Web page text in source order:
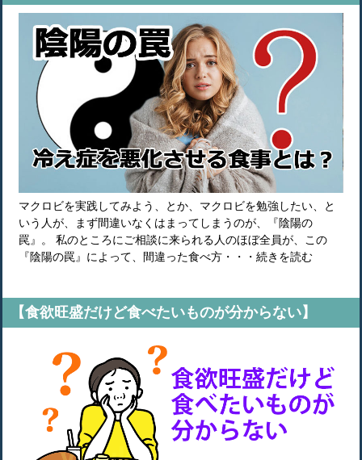
マクロビを実践してみよう、とか、マクロビを勉強したい、と
いう人が、まず間違いなくはまってしまうのが、『陰陽の
罠』。 私のところにご相談に来られる人のほぼ全員が、この
『陰陽の罠』によって、間違った食べ方・・・続きを読む
【食欲旺盛だけど食べたいものが分からない】